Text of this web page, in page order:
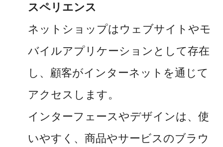
スペリエンス
ネットショップはウェブサイトやモ
バイルアプリケーションとして存在
し、顧客がインターネットを通じて
アクセスします。
インターフェースやデザインは、使
いやすく、商品やサービスのブラウ